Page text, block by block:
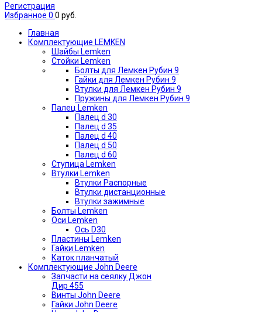
Регистрация
Избранное 0 0 руб.
Главная
Комплектующие LEMKEN
Шайбы Lemken
Стойки Lemken
Болты для Лемкен Рубин 9
Гайки для Лемкен Рубин 9
Втулки для Лемкен Рубин 9
Пружины для Лемкен Рубин 9
Палец Lemken
Палец d 30
Палец d 35
Палец d 40
Палец d 50
Палец d 60
Ступица Lemken
Втулки Lemken
Втулки Распорные
Втулки дистанционные
Втулки зажимные
Болты Lemken
Оси Lemken
Ось D30
Пластины Lemken
Гайки Lemken
Каток планчатый
Комплектующие John Deere
Запчасти на сеялку Джон
Дир 455
Винты John Deere
Гайки John Deere